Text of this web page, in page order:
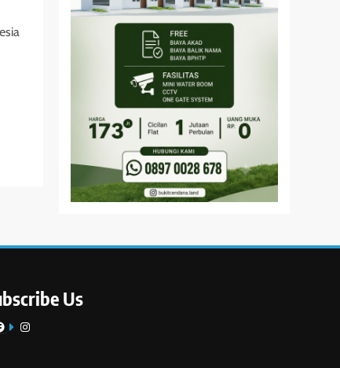
Us
Instagram